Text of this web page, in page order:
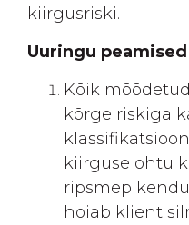
kiirgusriski.
Uuringu
Kõik
kõrge riskiga
kiirguse ohtu
hoiab klient